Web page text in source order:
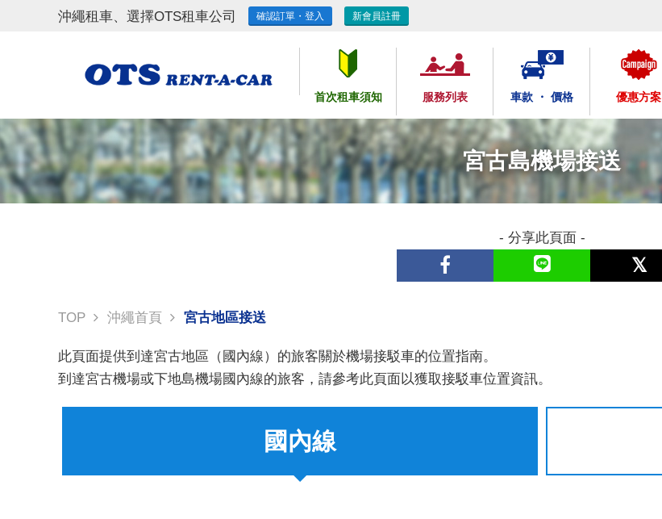
沖繩租車、選擇OTS租車公司 確認訂單・登入 新會員註冊
首次租車須知 服務列表 車款 ・ 價格 優惠方案
宮古島機場接送
- 分享此頁面 -
TOP 沖繩首頁 宮古地區接送
此頁面提供到達宮古地區（國內線）的旅客關於機場接駁車的位置指南。
到達宮古機場或下地島機場國內線的旅客，請參考此頁面以獲取接駁車位置資訊。
國內線